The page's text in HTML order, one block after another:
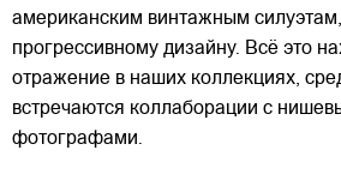
американским винтажным силуэтам,
прогрессивному дизайну. Всё это
отражение в наших коллекциях,
встречаются коллаборации с
фотографами.